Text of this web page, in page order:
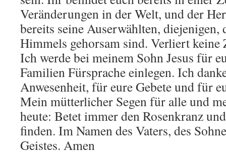
Veränderungen in der Welt, und der
bereits seine Auserwählten, diejenigen,
Himmels gehorsam sind. Verliert keine
Ich werde bei meinem Sohn Jesus für
Familien Fürsprache einlegen. Ich
Anwesenheit, für eure Gebete und für
Mein mütterlicher Segen für alle und
heute: Betet immer den Rosenkranz
finden. Im Namen des Vaters, des
Geistes. Amen